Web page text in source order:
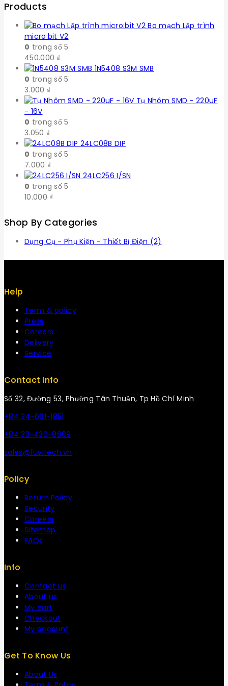
Products
Bo mạch Lập trình
micro:bit V2
0 trong số 5
450.000 ₫
1N5408 S3M SMB
0 trong số 5
3.000 ₫
Tụ Nhôm SMD - 220uF
- 16V
0 trong số 5
3.050 ₫
24LC08B DIP
0 trong số 5
7.000 ₫
24LC256 I/SN
0 trong số 5
10.000 ₫
Shop By Categories
Dụng Cụ - Phụ Kiện - Thiết Bị Điện (2)
Help
Term & policy
Press
Careers
Delivery
Service
Contact Info
Số 32, Đường 53, Phường Tân Thuận, Tp Hồ Chí Minh
+84 34-661-1851
+84 33-430-8669
sales@fuvitech.vn
Policy
Return Policy
Security
Careers
Sitemap
FAQs
Info
Contact us
About us
My cart
Checkout
My account
Get To Know Us
About Us